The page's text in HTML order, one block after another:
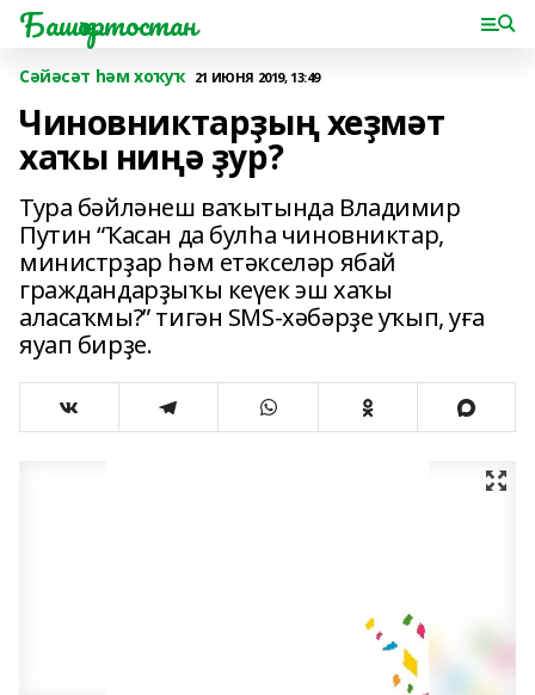
Башҡортостан
Сәйәсәт һәм хоҡуҡ 21 ИЮНЯ 2019, 13:49
Чиновниктарҙың хеҙмәт
хаҡы ниңә ҙур?
Тура бәйләнеш ваҡытында Владимир
Путин “Ҡасан да булһа чиновниктар,
министрҙар һәм етәкселәр ябай
граждандарҙыҡы кеүек эш хаҡы
аласаҡмы?” тигән SMS-хәбәрҙе уҡып, уға
яуап бирҙе.